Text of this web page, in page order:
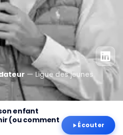
—Ligue des jeunes
enfant
(ou comment
Écouter